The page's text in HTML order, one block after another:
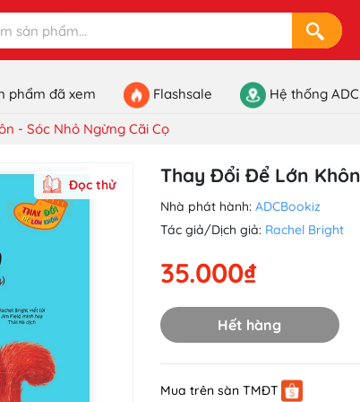
phẩm đã xem Flashsale Hệ thống
- Sóc Nhỏ Ngừng Cãi Cọ
Đọc thử Thay Đổi Để Lớn
Nhà phát hành: ADCBookiz
Tác giả/Dịch giả: Rachel Bright
35.000₫
Hết hàng
Mua trên sàn TMĐT